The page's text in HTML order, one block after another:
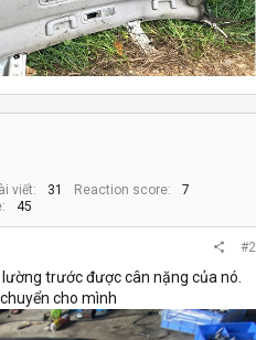
viết 31 Reaction score
7
45
#2
trước được cân nặng của nó.
cho mình